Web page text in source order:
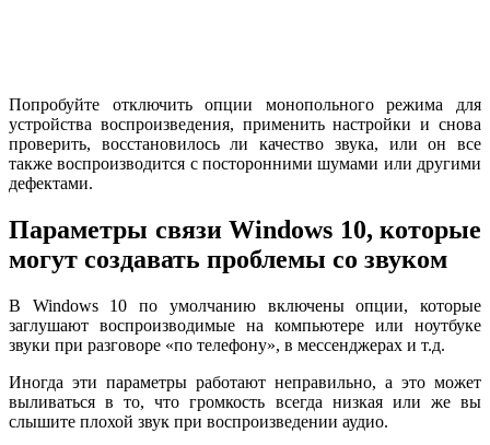
Попробуйте отключить опции монопольного режима для
устройства воспроизведения, применить настройки и снова
проверить, восстановилось ли качество звука, или он все
также воспроизводится с посторонними шумами или другими
дефектами.
Параметры связи Windows 10, которые
могут создавать проблемы со звуком
В Windows 10 по умолчанию включены опции, которые
заглушают воспроизводимые на компьютере или ноутбуке
звуки при разговоре «по телефону», в мессенджерах и т.д.
Иногда эти параметры работают неправильно, а это может
выливаться в то, что громкость всегда низкая или же вы
слышите плохой звук при воспроизведении аудио.